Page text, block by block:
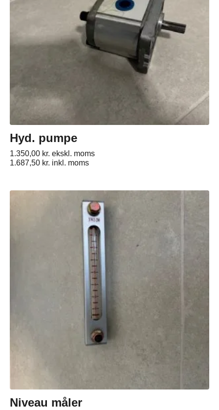
Hyd. pumpe
1.350,00 kr. ekskl. moms
1.687,50 kr. inkl. moms
Niveau måler